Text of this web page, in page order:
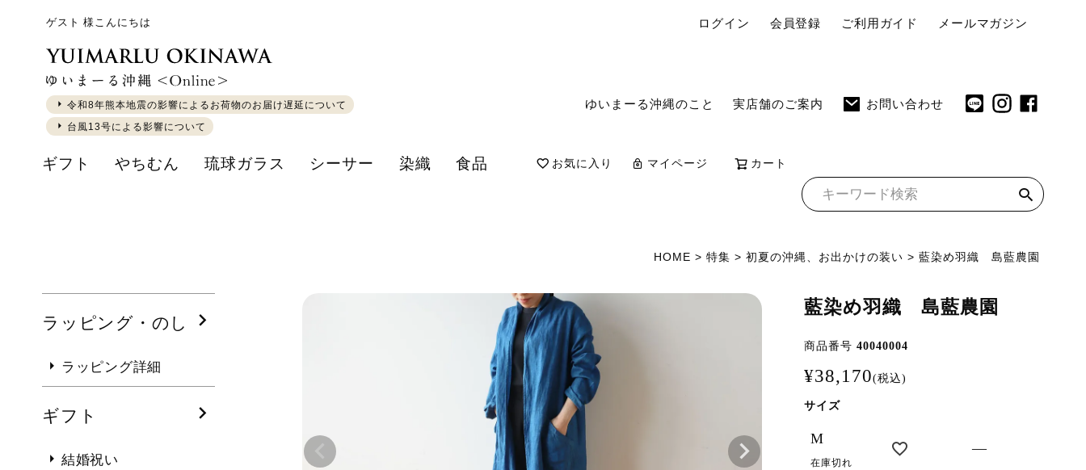
ゲスト 様こんにちは
令和8年熊本地震の影響によるお荷物のお届け遅延について
台風13号による影響について
ログイン 会員登録 ご利用ガイド メールマガジン
ゆいまーる沖縄のこと 実店舗のご案内 お問い合わせ
ギフト やちむん 琉球ガラス シーサー 染織 食品 お気に入り マイページ カート
HOME 特集 初夏の沖縄、お出かけの装い 藍染め羽織 島藍農園
ラッピング・のし
ラッピング詳細
ギフト
結婚祝い
藍染め羽織 島藍農園
商品番号 40040004
¥38,170 税込
サイズ
M
在庫切れ
—